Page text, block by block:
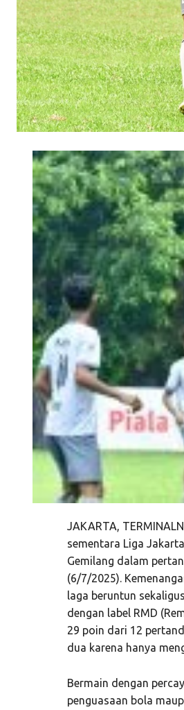
JAKARTA,
sementara Liga
Gemilang dalam
(6/7/2025).
laga beruntun
dengan label RMD
29 poin dari 12
dua karena hanya
Bermain dengan
penguasaan bola